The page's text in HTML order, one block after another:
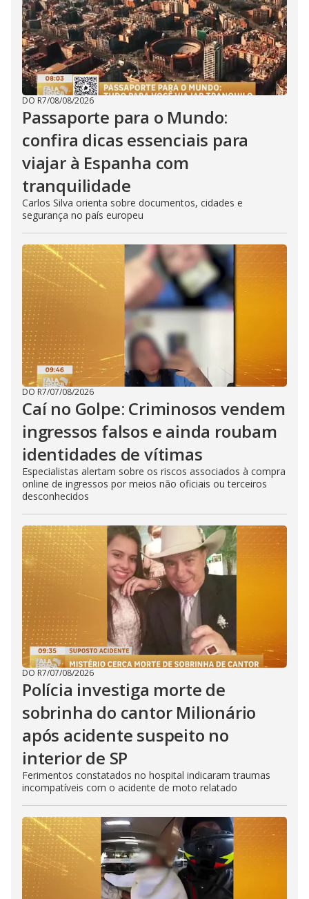
DO R7/08/08/2026
Passaporte para o Mundo:
confira dicas essenciais para
viajar à Espanha com
tranquilidade
Carlos Silva orienta sobre documentos, cidades e
segurança no país europeu
DO R7/07/08/2026
Caí no Golpe: Criminosos vendem
ingressos falsos e ainda roubam
identidades de vítimas
Especialistas alertam sobre os riscos associados à compra
online de ingressos por meios não oficiais ou terceiros
desconhecidos
DO R7/07/08/2026
Polícia investiga morte de
sobrinha do cantor Milionário
após acidente suspeito no
interior de SP
Ferimentos constatados no hospital indicaram traumas
incompatíveis com o acidente de moto relatado